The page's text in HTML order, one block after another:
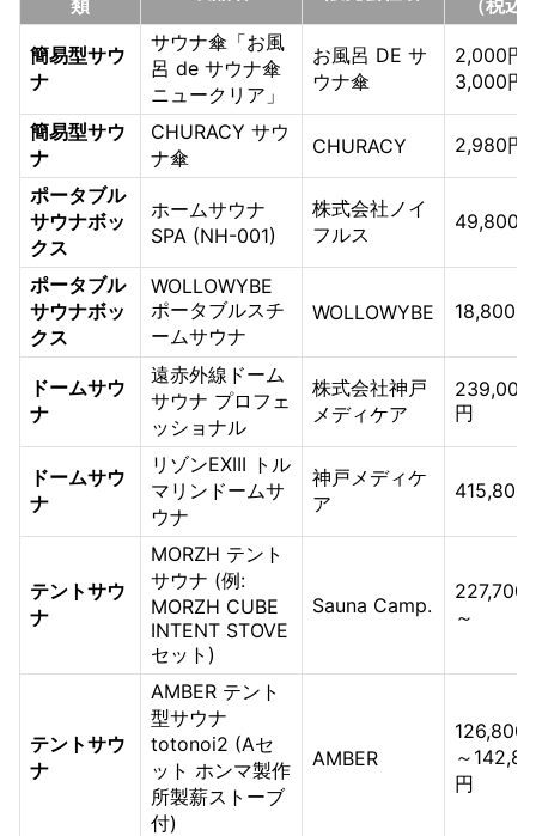
簡易型サウ
ナ
サウナ傘「お風
呂 de サウナ傘
ニュークリア」
お風呂 DE サ
ウナ傘
2,000円
3,000円
簡易型サウ
ナ
CHURACY サウ
ナ傘
CHURACY 2,980円
ポータブル
サウナボッ
クス
ホームサウナ
SPA (NH-001)
株式会社ノイ
フルス
49,800
ポータブル
サウナボッ
クス
WOLLOWYBE
ポータブルスチ
ームサウナ
WOLLOWYBE 18,800円
ドームサウ
ナ
遠赤外線ドーム
サウナ プロフェ
ッショナル
株式会社神戸
メディケア
239,000
円
ドームサウ
ナ
リゾンEXIII トル
マリンドームサ
ウナ
神戸メディケ
ア
415,800
テントサウ
ナ
MORZH テント
サウナ (例:
MORZH CUBE
INTENT STOVE
セット)
Sauna Camp.
227,700
～
テントサウ
ナ
AMBER テント
型サウナ
totonoi2 (Aセ
ット ホンマ製作
所製薪ストーブ
付)
AMBER
126,800
～
円